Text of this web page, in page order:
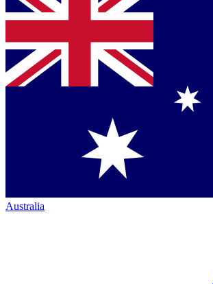
Australia